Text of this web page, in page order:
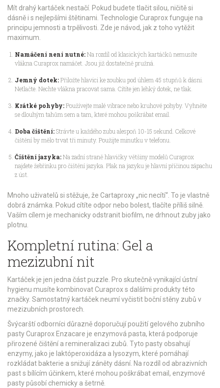
Mít drahý kartáček nestačí. Pokud budete tlačit silou, ničitě si
dásně i s nejlepšími štětinami. Technologie Curaprox funguje na
principu jemnosti a trpělivosti. Zde je návod, jak z toho vytěžit
maximum.
Namáčení není nutné:Na rozdíl od klasických kartáčků nemusíte
vlákna Curaprox namáčet. Jsou již dostatečně pružná.
Jemný dotek:Přiložte hlavici ke zoubku pod úhlem 45 stupňů k dásni.
Netlačte. Nechte vlákna pracovat sama. Cítíte jen lehký dotek, ne tlak.
Krátké pohyby:Používejte malé vibrace nebo kruhové pohyby. Vyhněte
se dlouhým tahům sem a tam, které mohou poškrábat email.
Doba čištění:Strávte u každého zubu alespoň 10-15 sekund. Celkové
čištění by mělo trvat tři minuty. Použijte minutku v telefonu.
Čištění jazyka:Na zadní straně hlavičky většiny modelů Curaprox
najdete žebřinku pro čištění jazyka. Plak na jazyku je hlavní příčinou zápachu
z úst.
Mnoho uživatelů si stěžuje, že Cartaproxy „nic necítí“. To je vlastně
dobrá známka. Pokud cítíte odpor nebo bolest, tlačíte příliš silně.
Vaším cílem je mechanicky odstranit biofilm, ne drhnout zuby jako
plotnu.
Kompletní rutina: Gel a
mezizubní nit
Kartáček je jen jedna část puzzle. Pro skutečně vynikající ústní
hygienu musíte kombinovat Curaprox s dalšími produkty této
značky. Samostatný kartáček neumí vyčistit boční stěny zubů v
mezizubních prostorech.
Švýcarští odborníci důrazně doporučují použití gelového zubního
pastyCuraprox Enzacare je enzymová pasta, která podporuje
přirozené čištění a remineralizaci zubů . Tyto pasty obsahují
enzymy, jako je laktóperoxidáza a lysozym, které pomáhají
rozkládat bakterie a snižují záněty dásní. Na rozdíl od abrazivních
past s bílícím účinkem, které mohou poškrábat email, enzymové
pasty působí chemicky a šetrně.